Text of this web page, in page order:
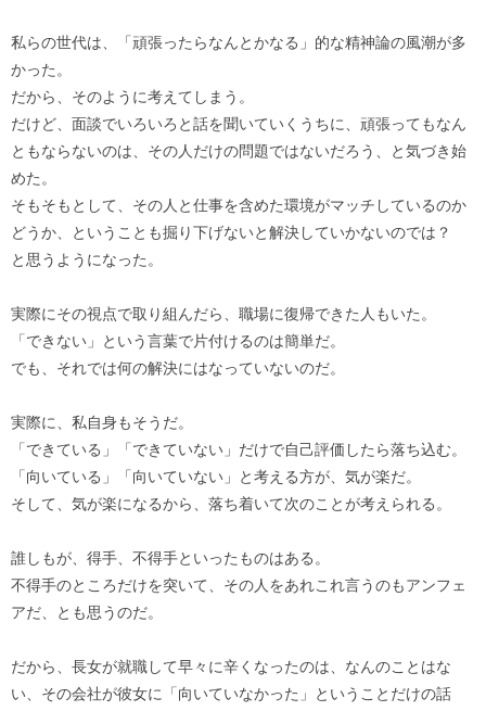
私らの世代は、「頑張ったらなんとかなる」的な精神論の風潮が多
かった。
だから、そのように考えてしまう。
だけど、面談でいろいろと話を聞いていくうちに、頑張ってもなん
ともならないのは、その人だけの問題ではないだろう、と気づき始
めた。
そもそもとして、その人と仕事を含めた環境がマッチしているのか
どうか、ということも掘り下げないと解決していかないのでは？
と思うようになった。
実際にその視点で取り組んだら、職場に復帰できた人もいた。
「できない」という言葉で片付けるのは簡単だ。
でも、それでは何の解決にはなっていないのだ。
実際に、私自身もそうだ。
「できている」「できていない」だけで自己評価したら落ち込む。
「向いている」「向いていない」と考える方が、気が楽だ。
そして、気が楽になるから、落ち着いて次のことが考えられる。
誰しもが、得手、不得手といったものはある。
不得手のところだけを突いて、その人をあれこれ言うのもアンフェ
アだ、とも思うのだ。
だから、長女が就職して早々に辛くなったのは、なんのことはな
い、その会社が彼女に「向いていなかった」ということだけの話